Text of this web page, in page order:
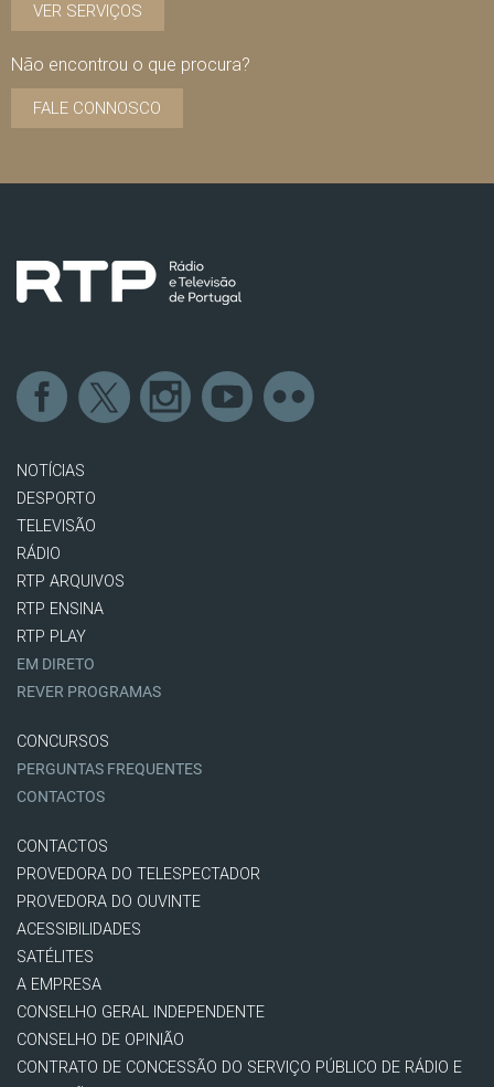
VER SERVIÇOS
Não encontrou o que procura?
FALE CONNOSCO
NOTÍCIAS
DESPORTO
TELEVISÃO
RÁDIO
RTP ARQUIVOS
RTP ENSINA
RTP PLAY
EM DIRETO
REVER PROGRAMAS
CONCURSOS
PERGUNTAS FREQUENTES
CONTACTOS
CONTACTOS
PROVEDORA DO TELESPECTADOR
PROVEDORA DO OUVINTE
ACESSIBILIDADES
SATÉLITES
A EMPRESA
CONSELHO GERAL INDEPENDENTE
CONSELHO DE OPINIÃO
CONTRATO DE CONCESSÃO DO SERVIÇO PÚBLICO DE RÁDIO E